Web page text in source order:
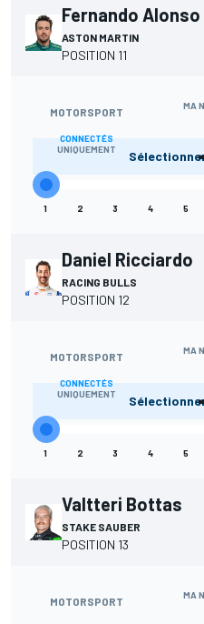
Fernando Alonso
ASTON MARTIN
POSITION 11
MOTORSPORT
CONNECTÉS
UNIQUEMENT
MA
1 2 3 4 5
Daniel Ricciardo
RACING BULLS
POSITION 12
MOTORSPORT
CONNECTÉS
UNIQUEMENT
MA
1 2 3 4 5
Valtteri Bottas
STAKE SAUBER
POSITION 13
MOTORSPORT MA